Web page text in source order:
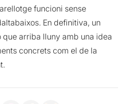
funcioni sense
En definitiva, un
arriba lluny amb una idea
concrets com el de la